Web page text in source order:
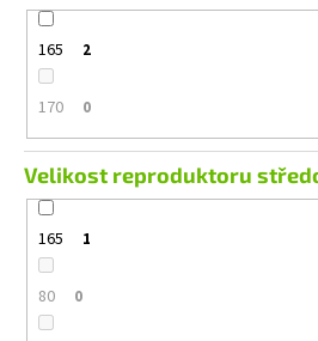
165 2
170 0
Velikost reproduktoru
165 1
80 0